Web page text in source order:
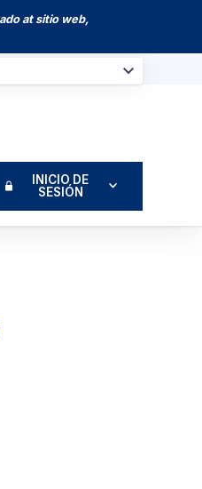
at sitio web,
INICIO DE
SESIÓN